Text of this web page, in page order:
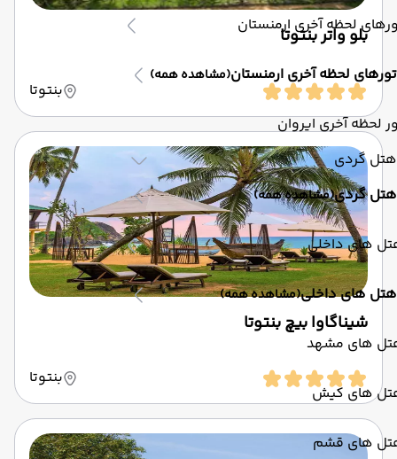
لحظه آخری ارمنستان
تورهای لحظه آخری ارمنستان(مشاهده همه)
لحظه آخری ایروان
هتل گردی
هتل گردی(مشاهده همه)
های داخلی
هتل های داخلی(مشاهده همه)
های مشهد
های کیش
های قشم
بلو واتر بنتوتا
بنتوتا
شیناگاوا بیچ بنتوتا
بنتوتا